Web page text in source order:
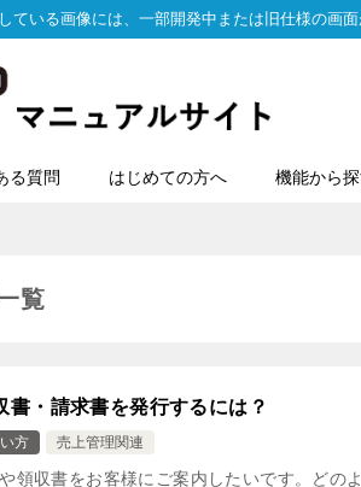
ている画像には、一部開発中または旧仕様の画
る質問 はじめての方へ 機能から
覧
書・請求書を発行するには？
方 売上管理関連
領収書をお客様にご案内したいです。どの